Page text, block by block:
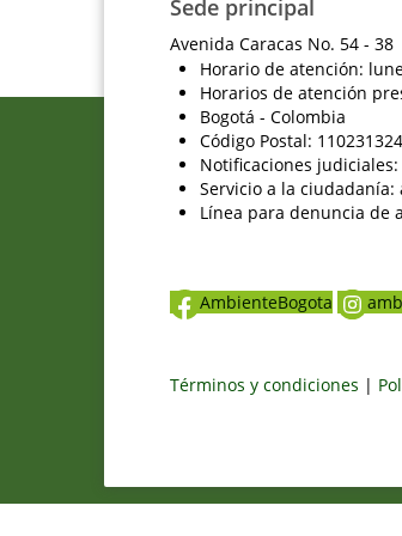
Sede principal
Avenida Caracas No. 54 -
Horario de atención:
Horarios de atención
Bogotá - Colombia
Código Postal: 110231324
Notificaciones
Servicio a la
Línea para denuncia de
AmbienteBogota
Términos y condiciones |